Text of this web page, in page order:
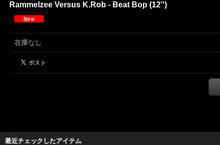
Rammelzee Versus K.Rob - Beat Bop (12'')
在庫なし
最近チェックしたアイテム